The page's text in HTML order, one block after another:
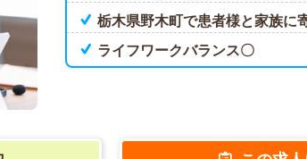
栃木県野木町で患者様と家族に
ライフワークバランス〇